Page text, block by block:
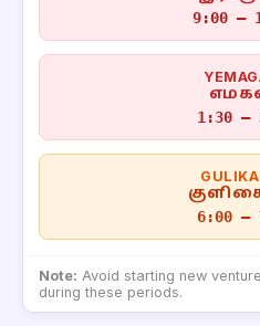
9:00 –
1:30 –
6:00 –
Note: Avoid starting new
during these periods.